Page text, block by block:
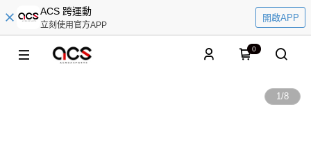
ACS 跨運動
立刻使用官方APP
開啟APP
0
1/8